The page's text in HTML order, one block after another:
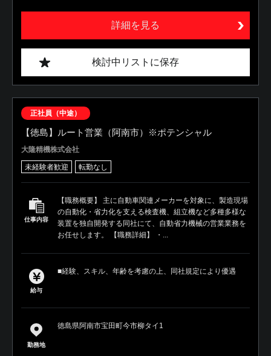
詳細を見る
検討中リストに保存
正社員（中途）
【徳島】ルート営業（阿南市）※ポテンシャル
大隆精機株式会社
未経験者歓迎 転勤なし
仕事内容
【職務概要】 主に自動車関連メーカーを対象に、製造現場
の自動化・省力化を支える検査機、組立機など多種多様な
装置を独自開発する同社にて、自動省力機械の営業業務を
お任せします。 【職務詳細】 ・...
給与
■経験、スキル、年齢を考慮の上、同社規定により優遇
勤務地
徳島県阿南市宝田町今市柳タイ1